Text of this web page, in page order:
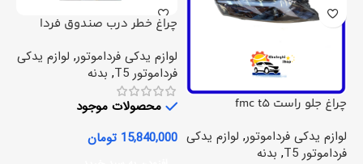
چراغ جلو راست fmc t5
لوازم یدکی فرداموتور, لوازم یدکی
فرداموتور T5
, بدنه
چراغ خطر درب صندوق فردا
لوازم یدکی فرداموتور, لوازم یدکی
فرداموتور T5
, بدنه
محصولات موجود
15,840,000 تومان